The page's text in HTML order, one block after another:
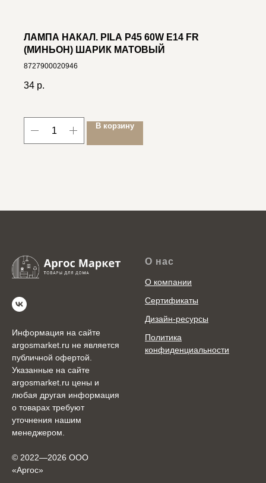
ЛАМПА НАКАЛ. PILA P45 60W E14 FR
(МИНЬОН) ШАРИК МАТОВЫЙ
8727900020946
34 р.
В корзину
Информация на сайте
argosmarket.ru не является
публичной офертой.
Указанные на сайте
argosmarket.ru цены и
любая другая информация
о товарах требуют
уточнения нашим
менеджером.
© 2022—2026 ООО
«Аргоc»
О нас
О компании
Сертификаты
Дизайн-ресурсы
Политика
конфиденциальности